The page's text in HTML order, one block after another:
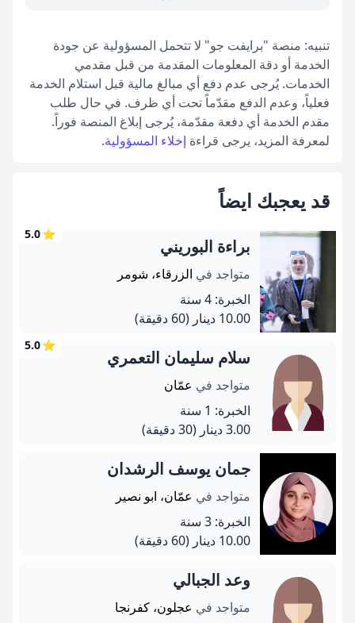
تنبيه: منصة "برايفت جو" لا تتحمل المسؤولية عن جودة
الخدمة أو دقة المعلومات المقدمة من قبل مقدمي
الخدمات. يُرجى عدم دفع أي مبالغ مالية قبل استلام الخدمة
فعلياً، وعدم الدفع مقدّماً تحت أي ظرف. في حال طلب
مقدم الخدمة أي دفعة مقدّمة، يُرجى إبلاغ المنصة فوراً.
لمعرفة المزيد، يرجى قراءة إخلاء المسؤولية.
قد يعجبك ايضاً
⭐
5.0
براءة البوريني
متواجد في الزرقاء، شومر
الخبرة: 4 سنة
10.00 دينار
(60 دقيقة)
⭐
5.0
سلام سليمان التعمري
متواجد في عمّان
الخبرة: 1 سنة
3.00 دينار
(30 دقيقة)
جمان يوسف الرشدان
متواجد في عمّان، ابو نصير
الخبرة: 3 سنة
10.00 دينار
(60 دقيقة)
وعد الجبالي
متواجد في عجلون، كفرنجا